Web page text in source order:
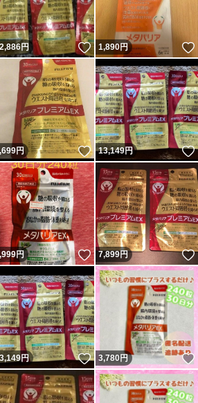
ね！
円 いいね！
1,890円
ね！
円 いいね！
13,149円
ね！
円 いいね！
7,899円
ね！
円 いいね！
3,780円